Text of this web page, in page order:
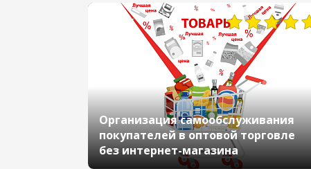
4085
Организация самообслуживания
покупателей в оптовой торговле
без интернет-магазина